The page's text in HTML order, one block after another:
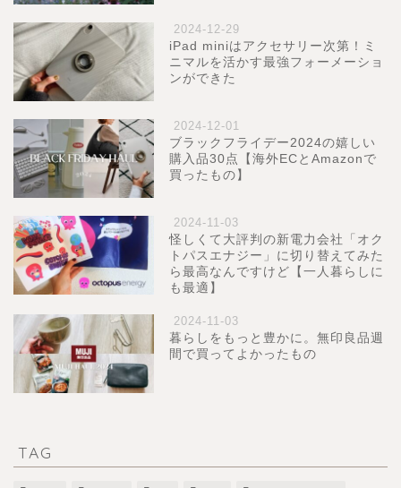
2024-12-29
iPad miniはアクセサリー次第！ミ
ニマルを活かす最強フォーメーショ
ンができた
2024-12-01
ブラックフライデー2024の嬉しい
購入品30点【海外ECとAmazonで
買ったもの】
2024-11-03
怪しくて大評判の新電力会社「オク
トパスエナジー」に切り替えてみた
ら最高なんですけど【一人暮らしに
も最適】
2024-11-03
暮らしをもっと豊かに。無印良品週
間で買ってよかったもの
TAG